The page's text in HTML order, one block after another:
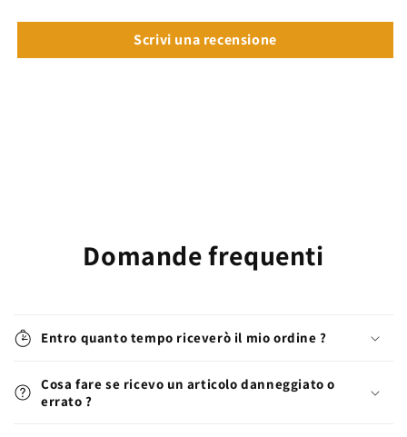
Scrivi una recensione
Domande frequenti
Entro quanto tempo riceverò il mio ordine ?
Cosa fare se ricevo un articolo danneggiato o
errato ?